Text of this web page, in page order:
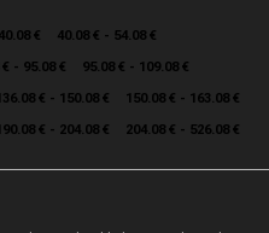
€
40.08 € - 54.08 €
€ - 95.08 €
95.08 € - 109.08 €
€ - 150.08 €
150.08 € - 163.08 €
€ - 204.08 € 204.08 € - 526.08 €